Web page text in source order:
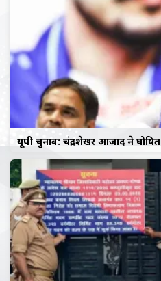
यूपी चुनाव: चंद्रशेखर आजाद ने घोषित